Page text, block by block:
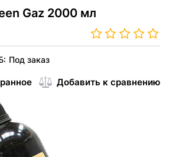
Gaz 2000 мл
Под заказ
Добавить к сравнению